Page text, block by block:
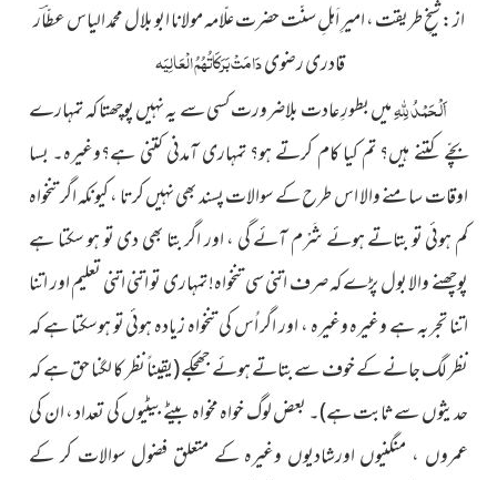
از : شیخِ طریقت ، امیرِ اَہلِ سنّت حضرت علّامہ مولانا ابو بلال محمد الیاس عطّاؔر
قادری رضویدَامَتْ بَرَکَاتُہُمُ الْعَالِیَہ
اَلْحَمْدُلِلّٰہِمیں بطورِ عادت بلاضرورت کسی سے یہ نہیں پوچھتا کہ تمہارے
بچّے کتنے ہیں؟ تم کیا کام کرتے ہو؟ تمہاری آمدنی کتنی ہے؟وغیرہ۔ بسا
اوقات سامنے والا اس طرح کے سوالات پسند بھی نہیں کرتا ، کیونکہ اگر تنخواہ
کم ہوئی تو بتاتے ہوئے شَرْم آئے گی ، اور اگر بتا بھی دی تو ہو سکتا ہے
پوچھنے والا بول پڑے کہ صرف اتنی سی تنخواہ! تمہاری تو اتنی اتنی تعلیم اور اتنا
اتنا تجربہ ہے وغیرہ وغیرہ ، اور اگر اُس کی تنخواہ زیادہ ہوئی تو ہوسکتا ہے کہ
نظر لگ جانے کے خوف سے بتاتے ہوئے جھجکے(یقیناً نظر کا لگنا حق ہے کہ
حدیثوں سے ثابت ہے)۔ بعض لوگ خواہ مخواہ بیٹے بیٹیوں کی تعداد ، ان کی
عمروں ، منگنیوں اورشادیوں وغیرہ کے متعلق فضول سوالات کر کے